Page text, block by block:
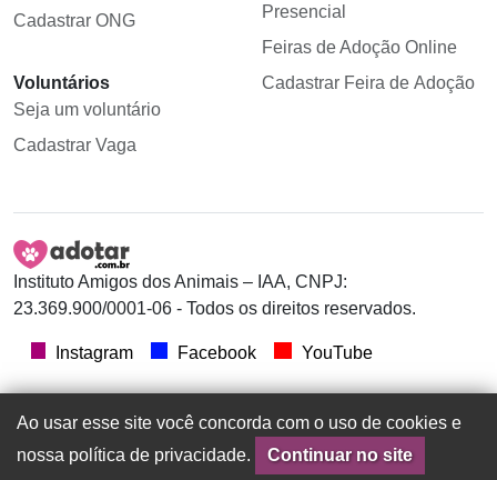
Cadastrar ONG
Voluntários
Seja um voluntário
Cadastrar Vaga
Presencial
Feiras de Adoção Online
Cadastrar Feira de Adoção
Instituto Amigos dos Animais – IAA, CNPJ:
23.369.900/0001-06 - Todos os direitos reservados.
Instagram Facebook YouTube
Ao usar esse site você concorda com o uso de cookies e
nossa política de privacidade.
Continuar no site